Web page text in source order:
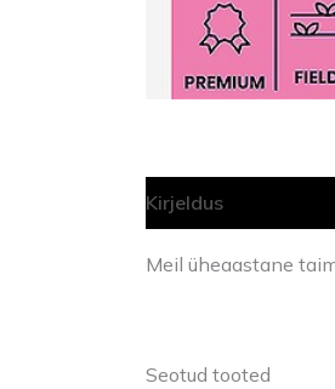
Kirjeldus
Meil üheaastane
Seotud tooted